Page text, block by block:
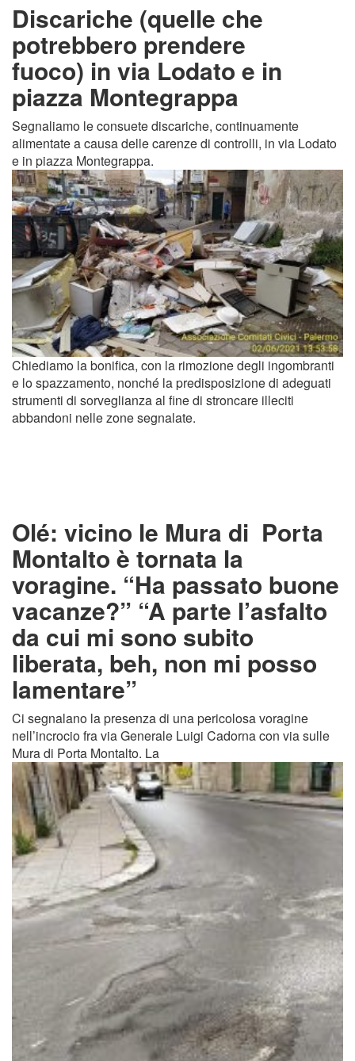
Discariche (quelle che
potrebbero prendere
fuoco) in via Lodato e in
piazza Montegrappa
Segnaliamo le consuete discariche, continuamente
alimentate a causa delle carenze di controlli, in via Lodato
e in piazza Montegrappa.
Chiediamo la bonifica, con la rimozione degli ingombranti
e lo spazzamento, nonché la predisposizione di adeguati
strumenti di sorveglianza al fine di stroncare illeciti
abbandoni nelle zone segnalate.
Olé: vicino le Mura di Porta
Montalto è tornata la
voragine. “Ha passato buone
vacanze?” “A parte l’asfalto
da cui mi sono subito
liberata, beh, non mi posso
lamentare”
Ci segnalano la presenza di una pericolosa voragine
nell’incrocio fra via Generale Luigi Cadorna con via sulle
Mura di Porta Montalto. La